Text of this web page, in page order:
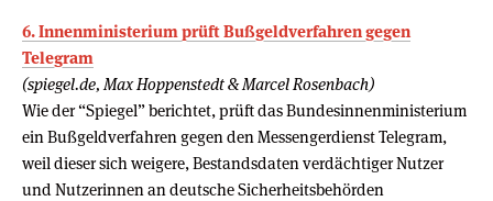
6. Innenministerium prüft Bußgeldverfahren gegen
Telegram
(spiegel.de, Max Hoppenstedt & Marcel Rosenbach)
Wie der “Spiegel” berichtet, prüft das Bundesinnenministerium
ein Bußgeldverfahren gegen den Messengerdienst Telegram,
weil dieser sich weigere, Bestandsdaten verdächtiger Nutzer
und Nutzerinnen an deutsche Sicherheitsbehörden